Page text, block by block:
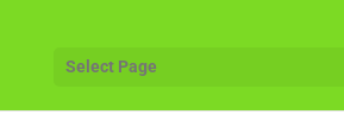
Select Page